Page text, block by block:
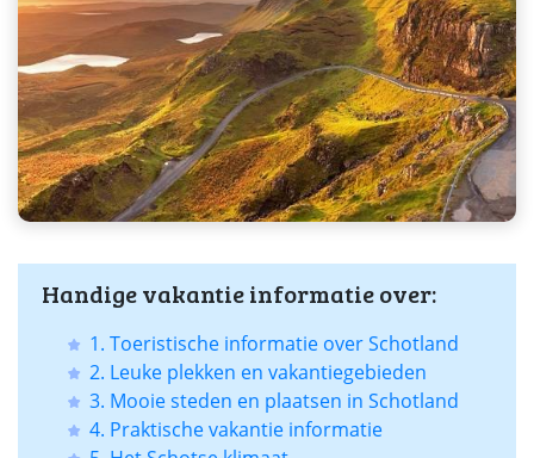
Handige vakantie informatie over:
1. Toeristische informatie over Schotland
2. Leuke plekken en vakantiegebieden
3. Mooie steden en plaatsen in Schotland
4. Praktische vakantie informatie